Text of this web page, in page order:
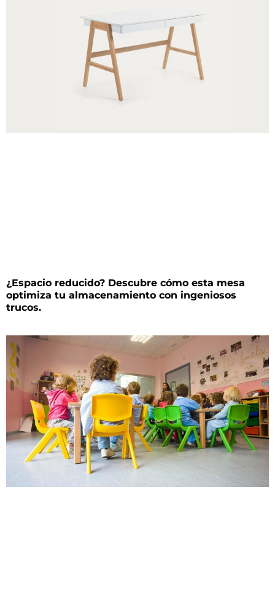
¿Espacio reducido? Descubre cómo esta mesa
optimiza tu almacenamiento con ingeniosos
trucos.